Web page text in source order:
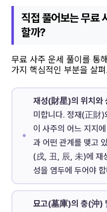
직접 풀어보는 무료
할까?
무료 사주 운세 풀이를 통
가지 핵심적인 부분을 살
재성(財星)의 위치와
미합니다. 정재(正財
이 사주의 어느 지지
과 어떤 관계를 맺고
(戌, 丑, 辰, 未)에 재
성을 염두에 두어야
묘고(墓庫)의 충(沖)